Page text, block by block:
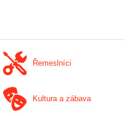
Řemeslníci
Kultura a zábava